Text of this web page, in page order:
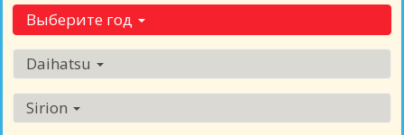
Выберите год
Daihatsu
Sirion